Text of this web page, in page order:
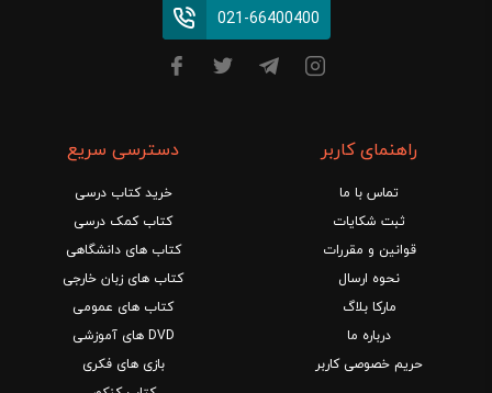
021-66400400
راهنمای کاربر
تماس با ما
ثبت شکایات
قوانین و مقررات
نحوه ارسال
مارکا بلاگ
درباره ما
حریم خصوصی کاربر
دسترسی سریع
خرید کتاب درسی
کتاب کمک درسی
کتاب های دانشگاهی
کتاب های زبان خارجی
کتاب های عمومی
DVD های آموزشی
بازی های فکری